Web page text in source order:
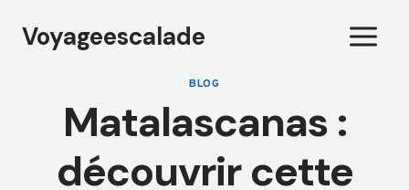
Voyageescalade
BLOG
Matalascanas :
découvrir cette